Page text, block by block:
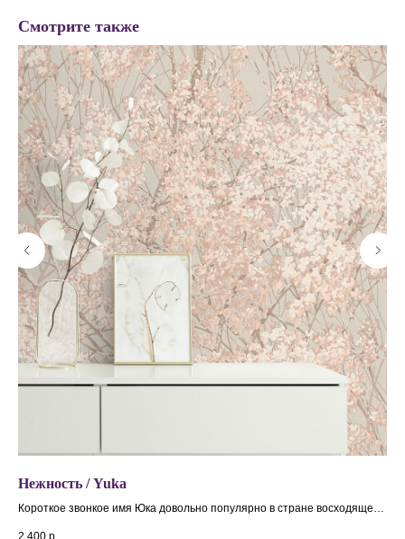
Смотрите также
Нежность / Yuka
Короткое звонкое имя Юка довольно популярно в стране восходящего